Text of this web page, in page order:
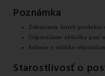
Poznámka
Zobrazenie farieb produktu
Odporúčame obliečky prať
Sušenie v sušičke
Starostlivosť o